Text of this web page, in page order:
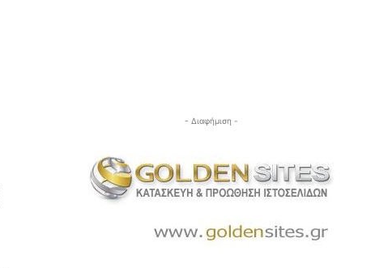
- Διαφήμιση -